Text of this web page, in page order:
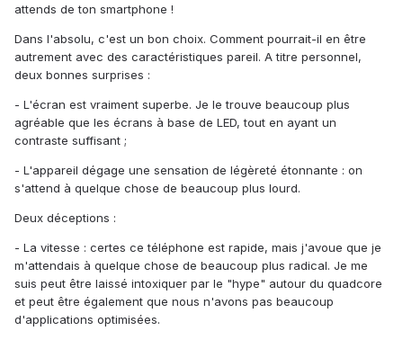
attends de ton smartphone !
Dans l'absolu, c'est un bon choix. Comment pourrait-il en être
autrement avec des caractéristiques pareil. A titre personnel,
deux bonnes surprises :
- L'écran est vraiment superbe. Je le trouve beaucoup plus
agréable que les écrans à base de LED, tout en ayant un
contraste suffisant ;
- L'appareil dégage une sensation de légèreté étonnante : on
s'attend à quelque chose de beaucoup plus lourd.
Deux déceptions :
- La vitesse : certes ce téléphone est rapide, mais j'avoue que je
m'attendais à quelque chose de beaucoup plus radical. Je me
suis peut être laissé intoxiquer par le "hype" autour du quadcore
et peut être également que nous n'avons pas beaucoup
d'applications optimisées.